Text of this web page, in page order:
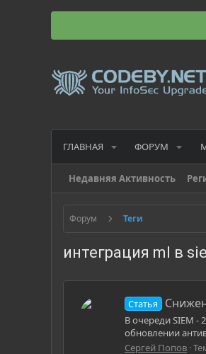
ГЛАВНАЯ ФОРУМ
Недавняя Активность
Форум Теги
интеграция ml в
Статья
В очереди SIEM -
обновлении
Сергей Попов